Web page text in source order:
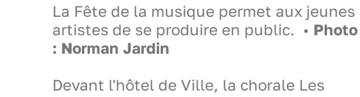
La Fête de la musique permet aux jeunes
artistes de se produire en public. • Photo
: Norman Jardin
Devant l'hôtel de Ville, la chorale Les